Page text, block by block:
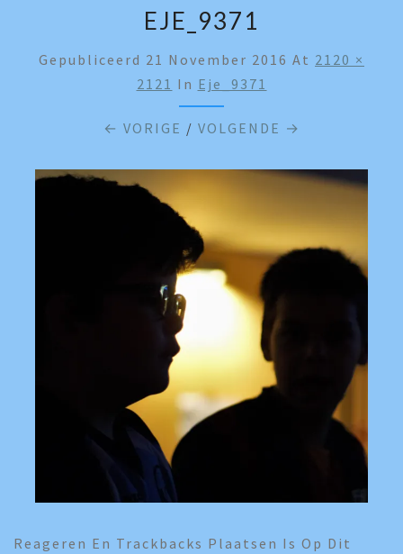
EJE_9371
Gepubliceerd 21 November 2016 At 2120 ×
2121 In Eje_9371
← VORIGE / VOLGENDE →
Reageren En Trackbacks Plaatsen Is Op Dit